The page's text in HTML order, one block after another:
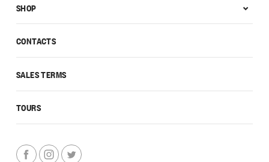
CONTACTS
SALES TERMS
TOURS
SHOP